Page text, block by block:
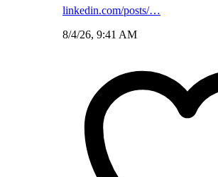
linkedin.com/posts/…
8/4/26, 9:41 AM